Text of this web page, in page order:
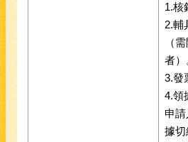
1.核
2.輔
（
者）
3.發
4.領
申
據切